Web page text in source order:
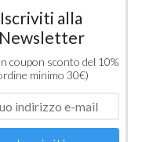
Iscriviti alla
Newsletter
coupon sconto del 10%
minimo 30€)